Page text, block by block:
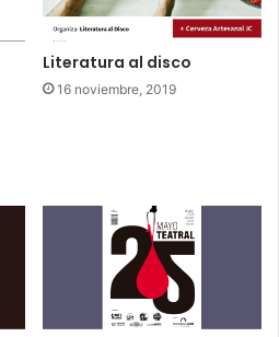
Literatura al disco
16 noviembre, 2019